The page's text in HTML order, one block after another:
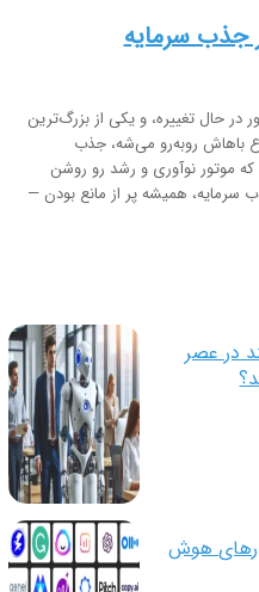
سرمایه
در حال تغییره، و یکی از بزرگ‌ترین
باهاش روبه‌رو می‌شه، جذب
موتور نوآوری و رشد رو روشن
همیشه پر از مانع بودن —
در عصر
هوش